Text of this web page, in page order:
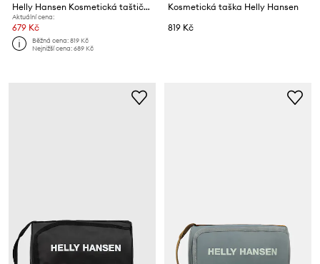
Helly Hansen Kosmetická taštička
Aktuální cena:
679 Kč
Běžná cena:819 Kč
Nejnižší cena:689 Kč
Kosmetická taška Helly Hansen
819 Kč